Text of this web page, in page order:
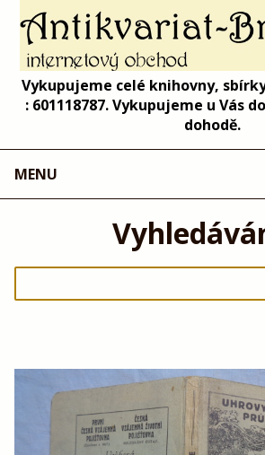
Vykupujeme celé knihovny,
: 601118787. Vykupujeme u Vás
dohodě.
MENU